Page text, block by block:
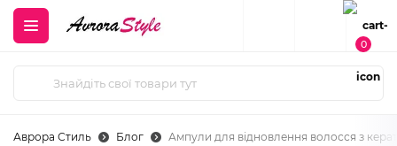
0
Аврора Стиль Блог Ампули для відновлення волосся з